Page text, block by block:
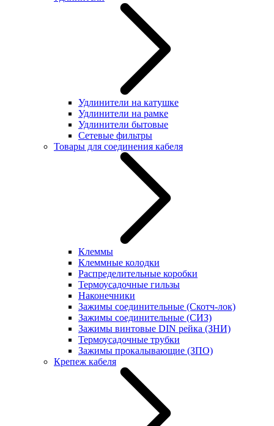
Удлинители на катушке
Удлинители на рамке
Удлинители бытовые
Сетевые фильтры
Товары для соединения кабеля
Клеммы
Клеммные колодки
Распределительные коробки
Термоусадочные гильзы
Наконечники
Зажимы соединительные (Скотч-лок)
Зажимы соединительные (СИЗ)
Зажимы винтовые DIN рейка (ЗНИ)
Термоусадочные трубки
Зажимы прокалывающие (ЗПО)
Крепеж кабеля